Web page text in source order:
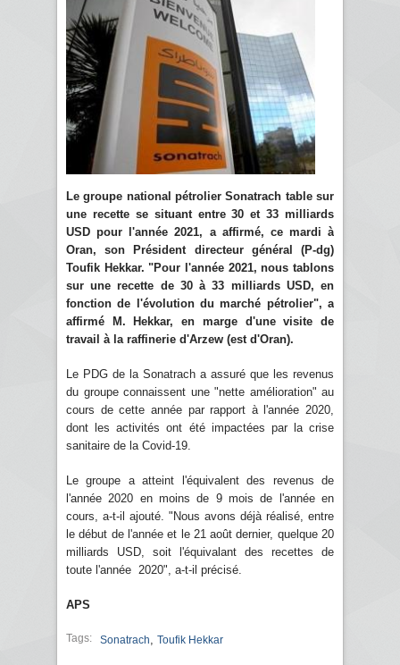
Le groupe national pétrolier Sonatrach table sur
une recette se situant entre 30 et 33 milliards
USD pour l'année 2021, a affirmé, ce mardi à
Oran, son Président directeur général (P-dg)
Toufik Hekkar. "Pour l'année 2021, nous tablons
sur une recette de 30 à 33 milliards USD, en
fonction de l'évolution du marché pétrolier", a
affirmé M. Hekkar, en marge d'une visite de
travail à la raffinerie d'Arzew (est d'Oran).
Le PDG de la Sonatrach a assuré que les revenus
du groupe connaissent une "nette amélioration" au
cours de cette année par rapport à l'année 2020,
dont les activités ont été impactées par la crise
sanitaire de la Covid-19.
Le groupe a atteint l'équivalent des revenus de
l'année 2020 en moins de 9 mois de l'année en
cours, a-t-il ajouté. "Nous avons déjà réalisé, entre
le début de l'année et le 21 août dernier, quelque 20
milliards USD, soit l'équivalant des recettes de
toute l'année 2020", a-t-il précisé.
APS
Tags: Sonatrach Toufik Hekkar